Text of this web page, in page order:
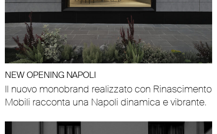
NEW OPENING NAPOLI
Il nuovo monobrand realizzato con Rinascimento
Mobili racconta una Napoli dinamica e vibrante.